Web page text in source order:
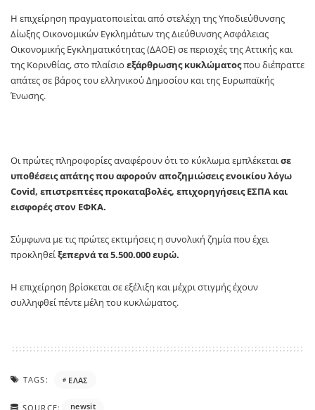
Η επιχείρηση πραγματοποιείται από στελέχη της Υποδιεύθυνσης
Δίωξης Οικονομικών Εγκλημάτων της Διεύθυνσης Ασφάλειας
Οικονομικής Εγκληματικότητας (ΔΑΟΕ) σε περιοχές της Αττικής και
της Κορινθίας, στο πλαίσιο εξάρθρωσης κυκλώματοςπου διέπραττε
απάτες σε βάρος του ελληνικού Δημοσίου και της Ευρωπαϊκής
Ένωσης.
Οι πρώτες πληροφορίες αναφέρουν ότι το κύκλωμα εμπλέκεταισε
υποθέσεις απάτης που αφορούν αποζημιώσεις ενοικίου λόγω
Covid, επιστρεπτέες προκαταβολές, επιχορηγήσεις ΕΣΠΑ και
εισφορές στον ΕΦΚΑ.
Σύμφωνα με τις πρώτες εκτιμήσεις η συνολική ζημία που έχει
προκληθείξεπερνά τα 5.500.000 ευρώ.
Η επιχείρηση βρίσκεται σε εξέλιξη και μέχρι στιγμής έχουν
συλληφθεί πέντε μέλη του κυκλώματος.
TAGS: ΕΛΑΣ
SOURCE: newsit